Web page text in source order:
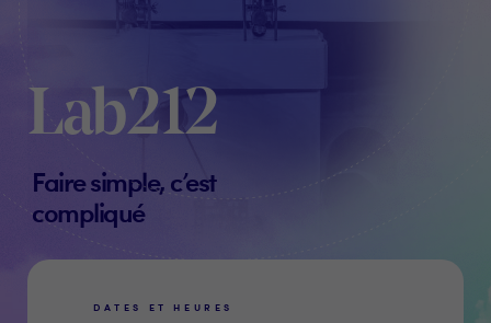
Lab212
Faire simple, c’est
compliqué
DATES ET HEURES